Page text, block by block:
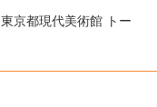
京都現代美術館 トー